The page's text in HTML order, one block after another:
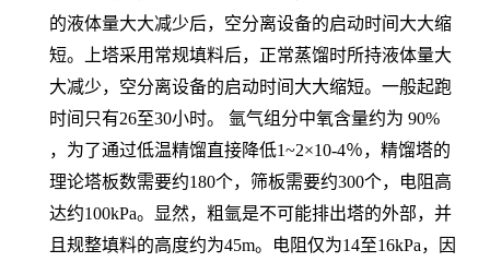
的液体量大大减少后，空分离设备的启动时间大大缩
短。上塔采用常规填料后，正常蒸馏时所持液体量大
大减少，空分离设备的启动时间大大缩短。一般起跑
时间只有26至30小时。 氩气组分中氧含量约为 90%
，为了通过低温精馏直接降低1~2×10-4％，精馏塔的
理论塔板数需要约180个，筛板需要约300个，电阻高
达约100kPa。显然，粗氩是不可能排出塔的外部，并
且规整填料的高度约为45m。电阻仅为14至16kPa，因